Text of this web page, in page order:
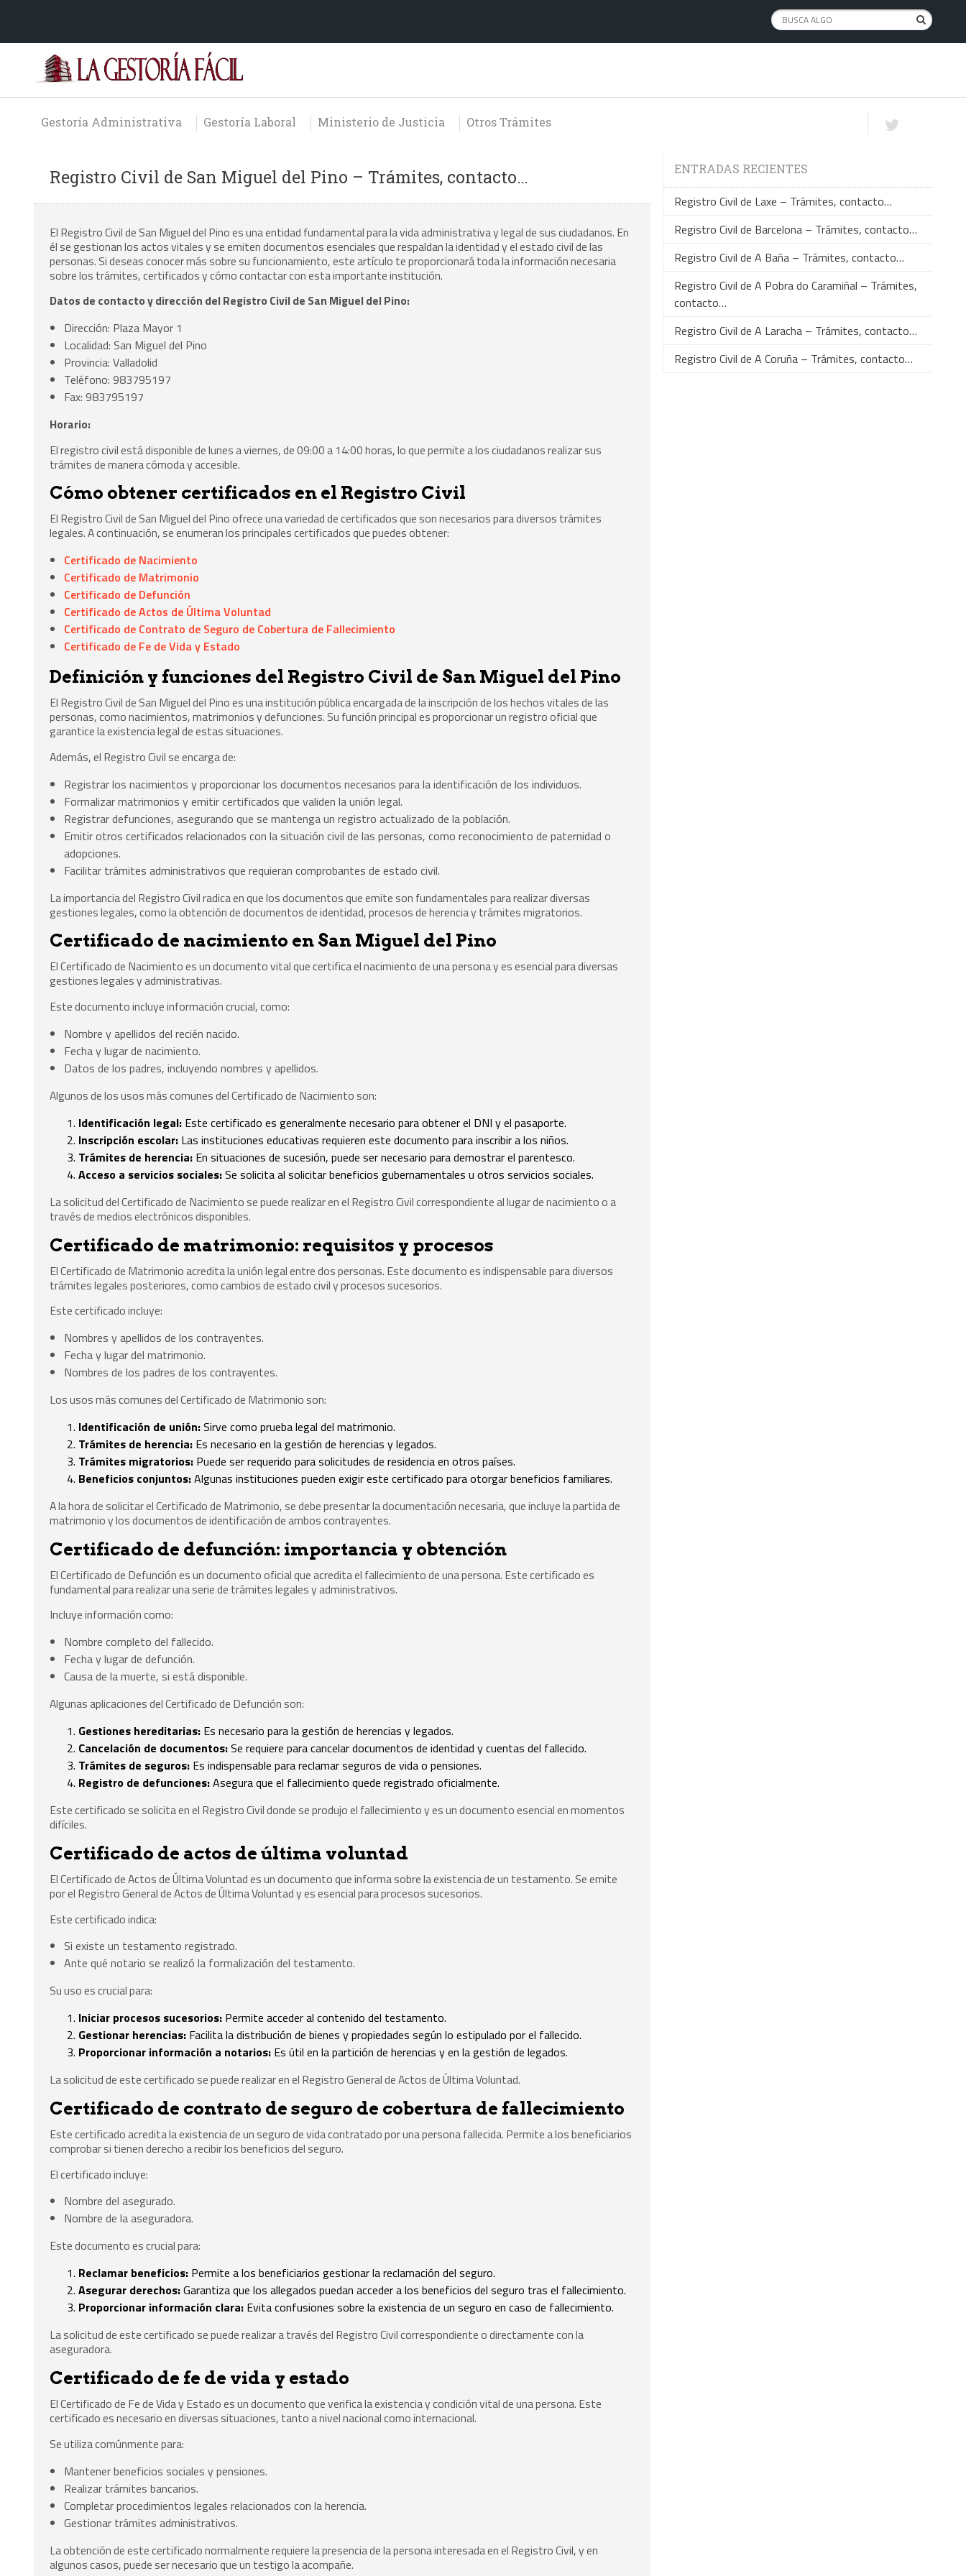
Gestoría Administrativa Gestoría Laboral Ministerio de Justicia Otros Trámites
Registro Civil de San Miguel del Pino – Trámites, contacto…
El Registro Civil de San Miguel del Pino es una entidad fundamental para la vida administrativa y legal de sus ciudadanos. En
él se gestionan los actos vitales y se emiten documentos esenciales que respaldan la identidad y el estado civil de las
personas. Si deseas conocer más sobre su funcionamiento, este artículo te proporcionará toda la información necesaria
sobre los trámites, certificados y cómo contactar con esta importante institución.
Datos de contacto y dirección del Registro Civil de San Miguel del Pino:
Dirección: Plaza Mayor 1
Localidad: San Miguel del Pino
Provincia: Valladolid
Teléfono: 983795197
Fax: 983795197
Horario:
El registro civil está disponible de lunes a viernes, de 09:00 a 14:00 horas, lo que permite a los ciudadanos realizar sus
trámites de manera cómoda y accesible.
Cómo obtener certificados en el Registro Civil
El Registro Civil de San Miguel del Pino ofrece una variedad de certificados que son necesarios para diversos trámites
legales. A continuación, se enumeran los principales certificados que puedes obtener:
Certificado de Nacimiento
Certificado de Matrimonio
Certificado de Defunción
Certificado de Actos de Última Voluntad
Certificado de Contrato de Seguro de Cobertura de Fallecimiento
Certificado de Fe de Vida y Estado
Definición y funciones del Registro Civil de San Miguel del Pino
El Registro Civil de San Miguel del Pino es una institución pública encargada de la inscripción de los hechos vitales de las
personas, como nacimientos, matrimonios y defunciones. Su función principal es proporcionar un registro oficial que
garantice la existencia legal de estas situaciones.
Además, el Registro Civil se encarga de:
Registrar los nacimientos y proporcionar los documentos necesarios para la identificación de los individuos.
Formalizar matrimonios y emitir certificados que validen la unión legal.
Registrar defunciones, asegurando que se mantenga un registro actualizado de la población.
Emitir otros certificados relacionados con la situación civil de las personas, como reconocimiento de paternidad o
adopciones.
Facilitar trámites administrativos que requieran comprobantes de estado civil.
La importancia del Registro Civil radica en que los documentos que emite son fundamentales para realizar diversas
gestiones legales, como la obtención de documentos de identidad, procesos de herencia y trámites migratorios.
Certificado de nacimiento en San Miguel del Pino
El Certificado de Nacimiento es un documento vital que certifica el nacimiento de una persona y es esencial para diversas
gestiones legales y administrativas.
Este documento incluye información crucial, como:
Nombre y apellidos del recién nacido.
Fecha y lugar de nacimiento.
Datos de los padres, incluyendo nombres y apellidos.
Algunos de los usos más comunes del Certificado de Nacimiento son:
Identificación legal: Este certificado es generalmente necesario para obtener el DNI y el pasaporte.
Inscripción escolar: Las instituciones educativas requieren este documento para inscribir a los niños.
Trámites de herencia: En situaciones de sucesión, puede ser necesario para demostrar el parentesco.
Acceso a servicios sociales:Se solicita al solicitar beneficios gubernamentales u otros servicios sociales.
La solicitud del Certificado de Nacimiento se puede realizar en el Registro Civil correspondiente al lugar de nacimiento o a
través de medios electrónicos disponibles.
Certificado de matrimonio: requisitos y procesos
El Certificado de Matrimonio acredita la unión legal entre dos personas. Este documento es indispensable para diversos
trámites legales posteriores, como cambios de estado civil y procesos sucesorios.
Este certificado incluye:
Nombres y apellidos de los contrayentes.
Fecha y lugar del matrimonio.
Nombres de los padres de los contrayentes.
Los usos más comunes del Certificado de Matrimonio son:
Identificación de unión:Sirve como prueba legal del matrimonio.
Trámites de herencia: Es necesario en la gestión de herencias y legados.
Trámites migratorios: Puede ser requerido para solicitudes de residencia en otros países.
Beneficios conjuntos:Algunas instituciones pueden exigir este certificado para otorgar beneficios familiares.
A la hora de solicitar el Certificado de Matrimonio, se debe presentar la documentación necesaria, que incluye la partida de
matrimonio y los documentos de identificación de ambos contrayentes.
Certificado de defunción: importancia y obtención
El Certificado de Defunción es un documento oficial que acredita el fallecimiento de una persona. Este certificado es
fundamental para realizar una serie de trámites legales y administrativos.
Incluye información como:
Nombre completo del fallecido.
Fecha y lugar de defunción.
Causa de la muerte, si está disponible.
Algunas aplicaciones del Certificado de Defunción son:
Gestiones hereditarias: Es necesario para la gestión de herencias y legados.
Cancelación de documentos:Se requiere para cancelar documentos de identidad y cuentas del fallecido.
Trámites de seguros: Es indispensable para reclamar seguros de vida o pensiones.
Registro de defunciones:Asegura que el fallecimiento quede registrado oficialmente.
Este certificado se solicita en el Registro Civil donde se produjo el fallecimiento y es un documento esencial en momentos
difíciles.
Certificado de actos de última voluntad
El Certificado de Actos de Última Voluntad es un documento que informa sobre la existencia de un testamento. Se emite
por el Registro General de Actos de Última Voluntad y es esencial para procesos sucesorios.
Este certificado indica:
Si existe un testamento registrado.
Ante qué notario se realizó la formalización del testamento.
Su uso es crucial para:
Iniciar procesos sucesorios: Permite acceder al contenido del testamento.
Gestionar herencias: Facilita la distribución de bienes y propiedades según lo estipulado por el fallecido.
Proporcionar información a notarios: Es útil en la partición de herencias y en la gestión de legados.
La solicitud de este certificado se puede realizar en el Registro General de Actos de Última Voluntad.
Certificado de contrato de seguro de cobertura de fallecimiento
Este certificado acredita la existencia de un seguro de vida contratado por una persona fallecida. Permite a los beneficiarios
comprobar si tienen derecho a recibir los beneficios del seguro.
El certificado incluye:
Nombre del asegurado.
Nombre de la aseguradora.
Este documento es crucial para:
Reclamar beneficios: Permite a los beneficiarios gestionar la reclamación del seguro.
Asegurar derechos:Garantiza que los allegados puedan acceder a los beneficios del seguro tras el fallecimiento.
Proporcionar información clara: Evita confusiones sobre la existencia de un seguro en caso de fallecimiento.
La solicitud de este certificado se puede realizar a través del Registro Civil correspondiente o directamente con la
aseguradora.
Certificado de fe de vida y estado
El Certificado de Fe de Vida y Estado es un documento que verifica la existencia y condición vital de una persona. Este
certificado es necesario en diversas situaciones, tanto a nivel nacional como internacional.
Se utiliza comúnmente para:
Mantener beneficios sociales y pensiones.
Realizar trámites bancarios.
Completar procedimientos legales relacionados con la herencia.
Gestionar trámites administrativos.
La obtención de este certificado normalmente requiere la presencia de la persona interesada en el Registro Civil, y en
algunos casos, puede ser necesario que un testigo la acompañe.
ENTRADAS RECIENTES
Registro Civil de Laxe – Trámites, contacto…
Registro Civil de Barcelona – Trámites, contacto…
Registro Civil de A Baña – Trámites, contacto…
Registro Civil de A Pobra do Caramiñal – Trámites,
contacto…
Registro Civil de A Laracha – Trámites, contacto…
Registro Civil de A Coruña – Trámites, contacto…